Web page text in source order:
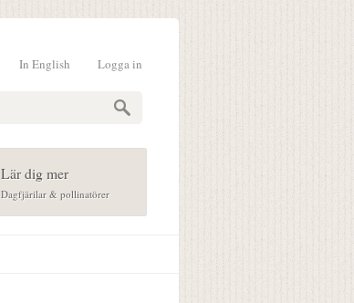
Logga in
In English
Lär dig mer
Dagfjärilar & pollinatörer